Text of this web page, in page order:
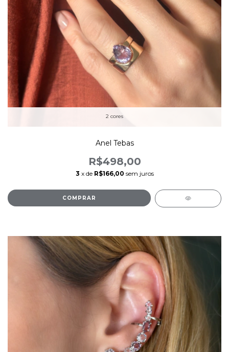
2 cores
Anel Tebas
R$498,00
3 x de R$166,00 sem juros
COMPRAR